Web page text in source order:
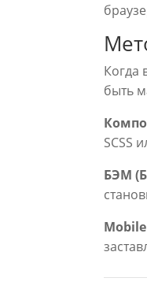
Когда
быть
SCSS
БЭМ